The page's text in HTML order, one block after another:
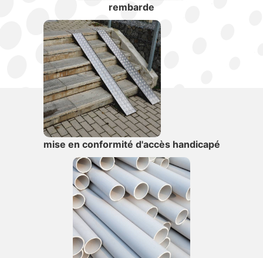
rembarde
mise en conformité d'accès handicapé